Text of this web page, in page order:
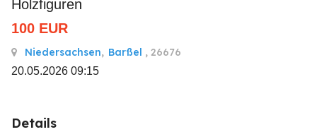
Holzfiguren
100 EUR
Niedersachsen, Barßel , 26676
20.05.2026 09:15
Details